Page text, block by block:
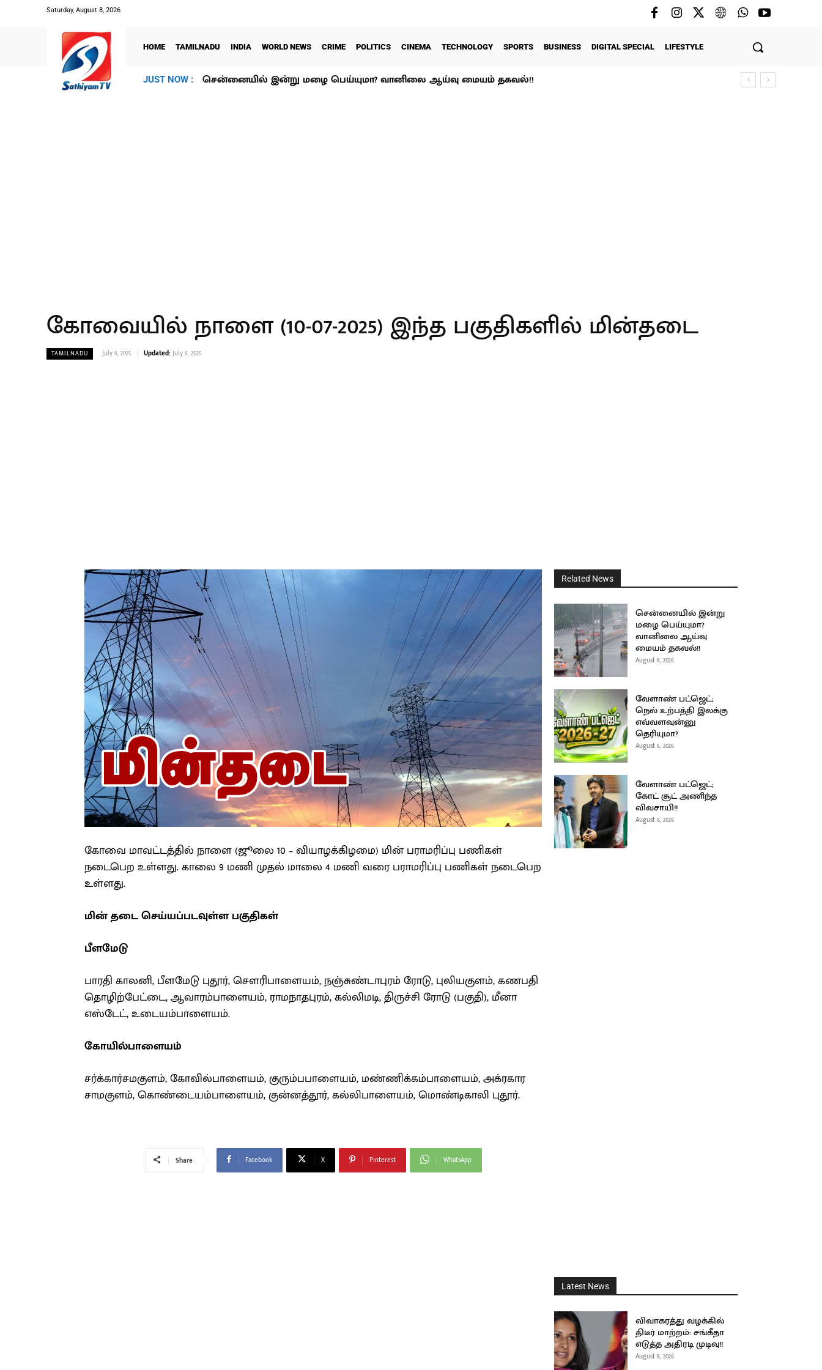
Saturday, August 8, 2026
HOME TAMILNADU INDIA WORLD NEWS CRIME POLITICS CINEMA TECHNOLOGY SPORTS BUSINESS DIGITAL SPECIAL LIFESTYLE
JUST NOW : சென்னையில் இன்று மழை பெய்யுமா? வானிலை ஆய்வு மையம் தகவல்!!
கோவையில் நாளை (10-07-2025) இந்த பகுதிகளில் மின்தடை
TAMILNADU July 9, 2025 Updated: July 9, 2025
கோவை மாவட்டத்தில் நாளை (ஜூலை 10 – வியாழக்கிழமை) மின் பராமரிப்பு பணிகள்
நடைபெற உள்ளது. காலை 9 மணி முதல் மாலை 4 மணி வரை பராமரிப்பு பணிகள் நடைபெற
உள்ளது.
மின் தடை செய்யப்படவுள்ள பகுதிகள்
பீளமேடு
பாரதி காலனி, பீளமேடு புதூர், சௌரிபாளையம், நஞ்சுண்டாபுரம் ரோடு, புலியகுளம், கணபதி
தொழிற்பேட்டை, ஆவாரம்பாளையம், ராமநாதபுரம், கல்லிமடி, திருச்சி ரோடு (பகுதி), மீனா
எஸ்டேட், உடையம்பாளையம்.
கோயில்பாளையம்
சர்க்கார்சமகுளம், கோவில்பாளையம், குரும்பபாளையம், மண்ணிக்கம்பாளையம், அக்ரகார
சாமகுளம், கொண்டையம்பாளையம், குன்னத்தூர், கல்லிபாளையம், மொண்டிகாலி புதூர்.
Share Facebook X Pinterest WhatsApp
Related News
சென்னையில் இன்று
மழை பெய்யுமா?
வானிலை ஆய்வு
மையம் தகவல்!!
August 8, 2026
வேளாண் பட்ஜெட்;
நெல் உற்பத்தி இலக்கு
எவ்வளவுன்னு
தெரியுமா?
August 6, 2026
வேளாண் பட்ஜெட்;
கோட் சூட் அணிந்த
விவசாயி!!
August 6, 2026
Latest News
விவாகரத்து வழக்கில்
திடீர் மாற்றம்: சங்கீதா
எடுத்த அதிரடி முடிவு!!
August 8, 2026